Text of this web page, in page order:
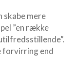
skabe mere
”en række
forvirring end